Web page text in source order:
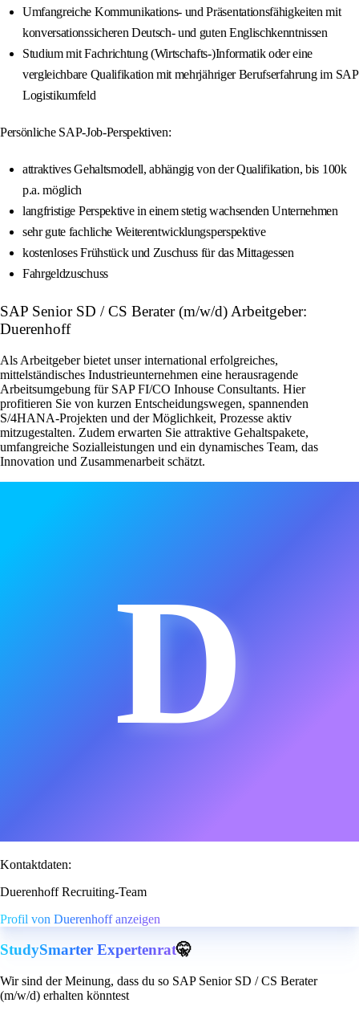
Umfangreiche Kommunikations- und Präsentationsfähigkeiten mit
konversationssicheren Deutsch- und guten Englischkenntnissen
Studium mit Fachrichtung (Wirtschafts-)Informatik oder eine
vergleichbare Qualifikation mit mehrjähriger Berufserfahrung im SAP
Logistikumfeld
Persönliche SAP-Job-Perspektiven:
attraktives Gehaltsmodell, abhängig von der Qualifikation, bis 100k
p.a. möglich
langfristige Perspektive in einem stetig wachsenden Unternehmen
sehr gute fachliche Weiterentwicklungsperspektive
kostenloses Frühstück und Zuschuss für das Mittagessen
Fahrgeldzuschuss
SAP Senior SD / CS Berater (m/w/d) Arbeitgeber:
Duerenhoff
Als Arbeitgeber bietet unser international erfolgreiches,
mittelständisches Industrieunternehmen eine herausragende
Arbeitsumgebung für SAP FI/CO Inhouse Consultants. Hier
profitieren Sie von kurzen Entscheidungswegen, spannenden
S/4HANA-Projekten und der Möglichkeit, Prozesse aktiv
mitzugestalten. Zudem erwarten Sie attraktive Gehaltspakete,
umfangreiche Sozialleistungen und ein dynamisches Team, das
Innovation und Zusammenarbeit schätzt.
D
Kontaktdaten:
Duerenhoff Recruiting-Team
Profil von Duerenhoff anzeigen
StudySmarter Expertenrat🤫
Wir sind der Meinung, dass du so SAP Senior SD / CS Berater
(m/w/d) erhalten könntest